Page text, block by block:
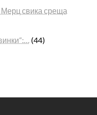
свика среща
(44)